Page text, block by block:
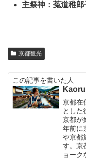
主祭神：菟道稚
京都観光
この記事を書いた人
Kaoru
京都在
とした
京都が
年前に
や京都
す。京
ョーク